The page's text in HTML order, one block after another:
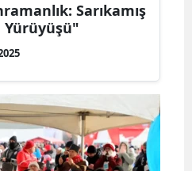
Yalova
Karabük
Kilis
Sarıkamış